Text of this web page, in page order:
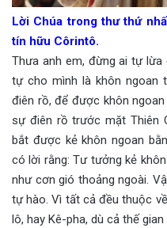
Lời Chúa trong thư thứ
tín hữu Côrintô.
Thưa anh em, đừng ai tự
tự cho mình là khôn ngoan
điên rồ, để được khôn
sự điên rồ trước mặt Thiên
bắt được kẻ khôn ngoan
có lời rằng: Tư tưởng kẻ
như cơn gió thoảng ngoài.
tự hào. Vì tất cả đều thuộc
lô, hay Kê-pha, dù cả thế